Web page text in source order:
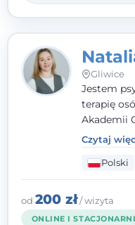
Gliwice
Jestem
terapię
Akademii
kliniczną.
stresie
spotkanie
Czytaj
Polski
od 200 zł/ wizyta
ONLINE I